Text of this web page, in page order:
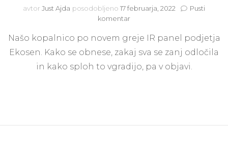
avtor Just Ajda posodobljeno 17 februarja, 2022
Pusti
komentarna
panel
Ekosen
Našo kopalnico po novem greje IR panel podjetja
Ekosen. Kako se obnese, zakaj sva se zanj odločila
in kako sploh to vgradijo, pa v objavi.